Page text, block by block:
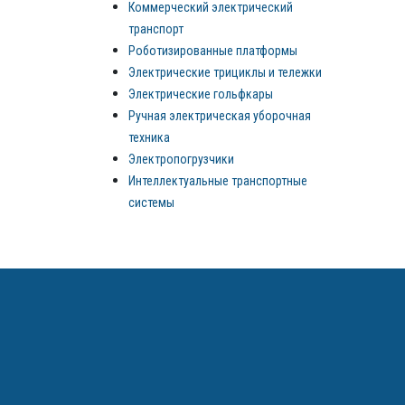
Коммерческий электрический
транспорт
Роботизированные платформы
Электрические трициклы и тележки
Электрические гольфкары
Ручная электрическая уборочная
техника
Электропогрузчики
Интеллектуальные транспортные
системы